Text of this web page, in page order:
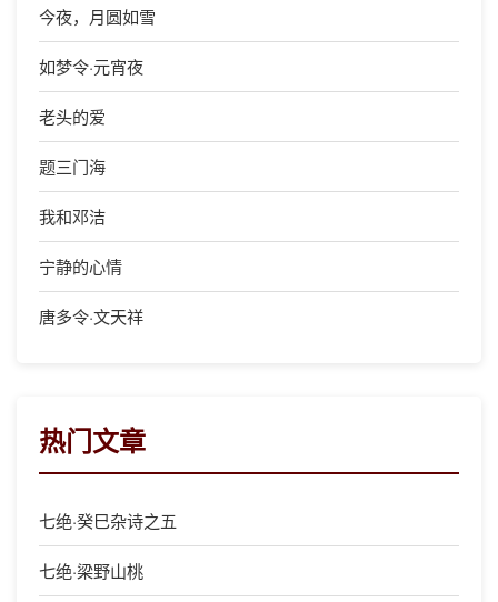
今夜，月圆如雪
如梦令·元宵夜
老头的爱
题三门海
我和邓洁
宁静的心情
唐多令·文天祥
热门文章
七绝·癸巳杂诗之五
七绝·梁野山桃